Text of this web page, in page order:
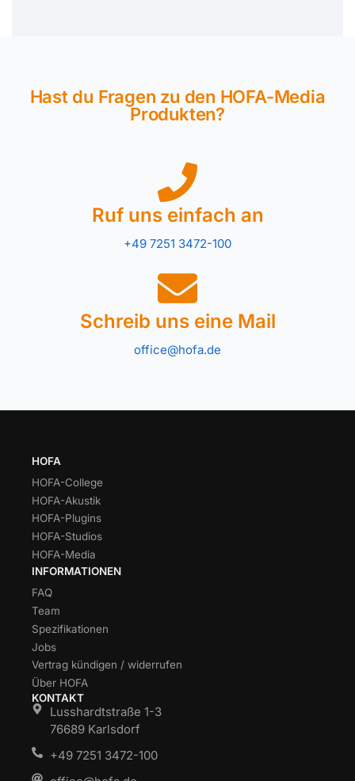
Hast du Fragen zu den HOFA-Media
Produkten?
Ruf uns einfach an
+49 7251 3472-100
Schreib uns eine Mail
office@hofa.de
HOFA
HOFA-College
HOFA-Akustik
HOFA-Plugins
HOFA-Studios
HOFA-Media
INFORMATIONEN
FAQ
Team
Spezifikationen
Jobs
Vertrag kündigen / widerrufen
Über HOFA
KONTAKT
Lusshardtstraße 1-3
76689 Karlsdorf
+49 7251 3472-100